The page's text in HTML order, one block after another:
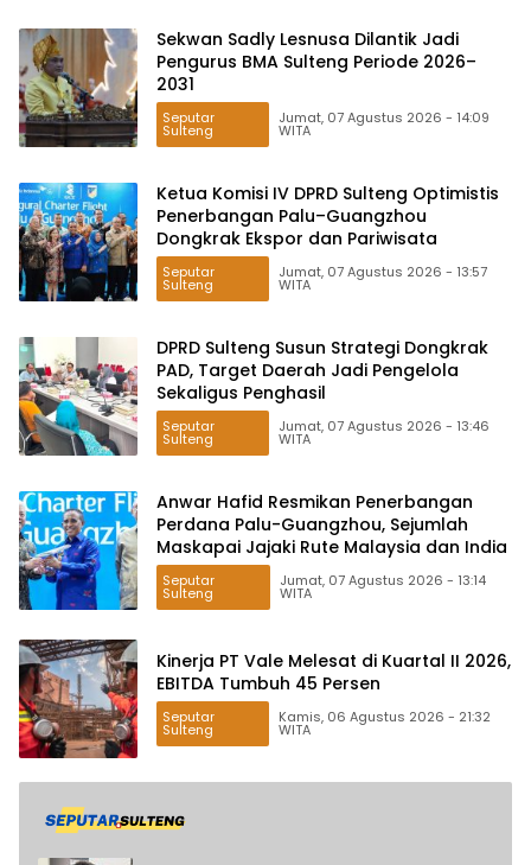
Sekwan Sadly Lesnusa Dilantik Jadi
Pengurus BMA Sulteng Periode 2026–
2031
Seputar
Sulteng
Jumat, 07 Agustus 2026 - 14:09
WITA
Ketua Komisi IV DPRD Sulteng Optimistis
Penerbangan Palu–Guangzhou
Dongkrak Ekspor dan Pariwisata
Seputar
Sulteng
Jumat, 07 Agustus 2026 - 13:57
WITA
DPRD Sulteng Susun Strategi Dongkrak
PAD, Target Daerah Jadi Pengelola
Sekaligus Penghasil
Seputar
Sulteng
Jumat, 07 Agustus 2026 - 13:46
WITA
Anwar Hafid Resmikan Penerbangan
Perdana Palu-Guangzhou, Sejumlah
Maskapai Jajaki Rute Malaysia dan India
Seputar
Sulteng
Jumat, 07 Agustus 2026 - 13:14
WITA
Kinerja PT Vale Melesat di Kuartal II 2026,
EBITDA Tumbuh 45 Persen
Seputar
Sulteng
Kamis, 06 Agustus 2026 - 21:32
WITA